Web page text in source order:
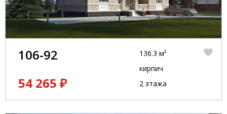
106-92
54 265 ₽
136.3 м²
кирпич
2 этажа